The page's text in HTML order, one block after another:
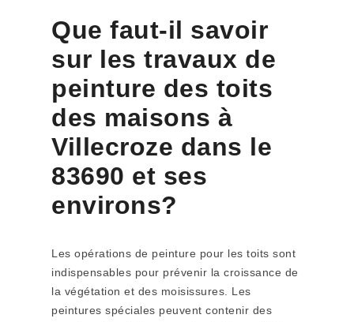
Que faut-il savoir
sur les travaux de
peinture des toits
des maisons à
Villecroze dans le
83690 et ses
environs?
Les opérations de peinture pour les toits sont
indispensables pour prévenir la croissance de
la végétation et des moisissures. Les
peintures spéciales peuvent contenir des